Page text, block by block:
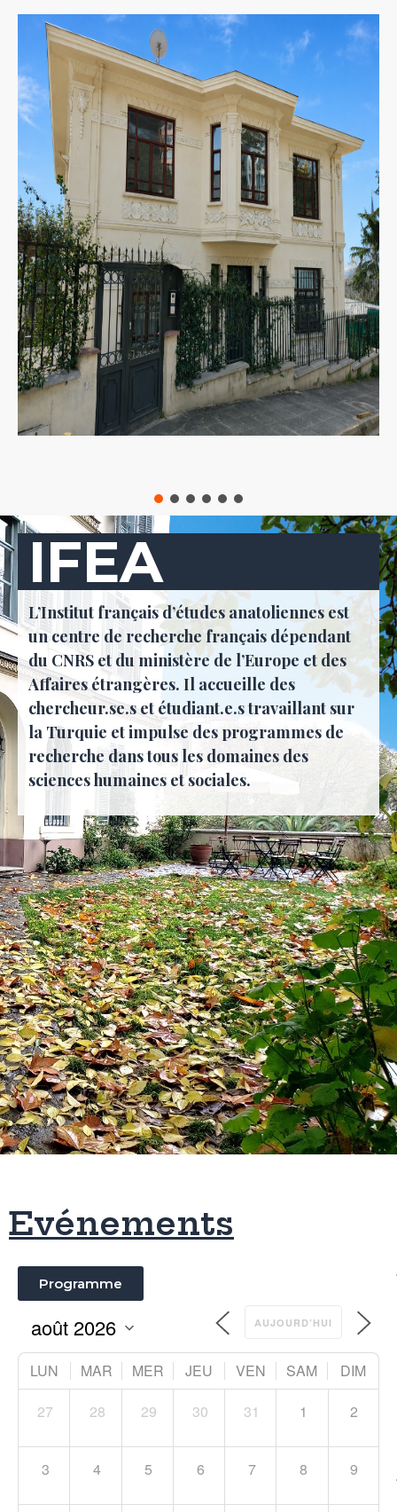
IFEA
L’Institut français d’études anatoliennes est
un centre de recherche français dépendant
du CNRS et du ministère de l’Europe et des
Affaires étrangères. Il accueille des
chercheur.se.s et étudiant.e.s travaillant sur
la Turquie et impulse des programmes de
recherche dans tous les domaines des
sciences humaines et sociales.
Evénements
Programme
AUJOURD’HUI
LUN MAR MER JEU VEN SAM
DIM
27
28 29 30 31 1 2
3 4 5 6 7 8 9